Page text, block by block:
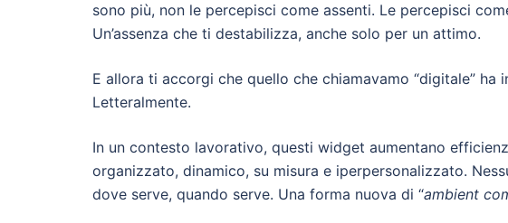
sono più, non le percepisci come assenti. Le percepisci
Un’assenza che ti destabilizza, anche solo per un attimo.
E allora ti accorgi che quello che chiamavamo “digitale” ha
Letteralmente.
In un contesto lavorativo, questi widget aumentano
organizzato, dinamico, su misura e iperpersonalizzato.
dove serve, quando serve. Una forma nuova di “ambient